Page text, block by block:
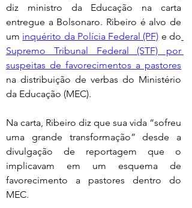
diz ministro da Educação na carta
entregue a Bolsonaro. Ribeiro é alvo de
um inquérito da Polícia Federal (PF) e do
Supremo Tribunal Federal (STF) por
suspeitas de favorecimentos a pastores
na distribuição de verbas do Ministério
da Educação (MEC).
Na carta, Ribeiro diz que sua vida “sofreu
uma grande transformação” desde a
divulgação de reportagem que o
implicavam em um esquema de
favorecimento a pastores dentro do
MEC.